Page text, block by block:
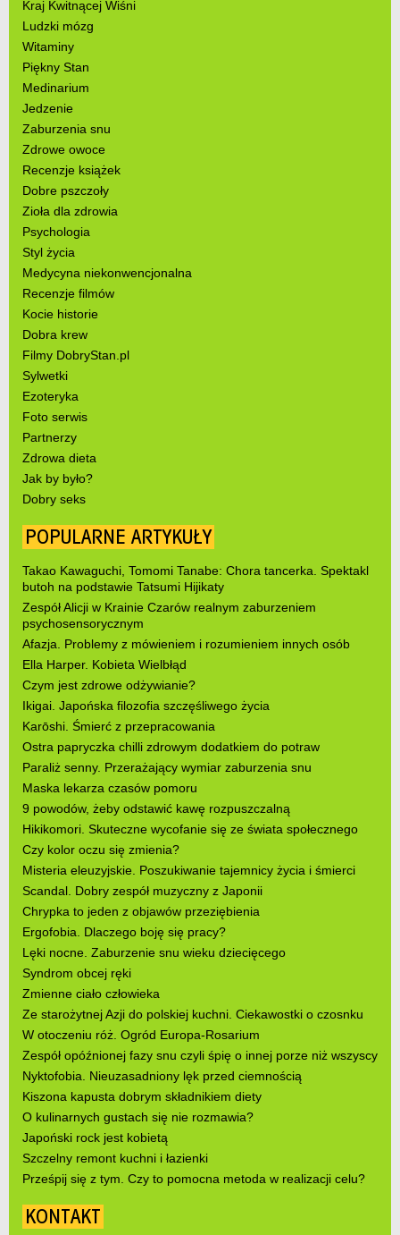
Kraj Kwitnącej Wiśni
Ludzki mózg
Witaminy
Piękny Stan
Medinarium
Jedzenie
Zaburzenia snu
Zdrowe owoce
Recenzje książek
Dobre pszczoły
Zioła dla zdrowia
Psychologia
Styl życia
Medycyna niekonwencjonalna
Recenzje filmów
Kocie historie
Dobra krew
Filmy DobryStan.pl
Sylwetki
Ezoteryka
Foto serwis
Partnerzy
Zdrowa dieta
Jak by było?
Dobry seks
POPULARNE ARTYKUŁY
Takao Kawaguchi, Tomomi Tanabe: Chora tancerka. Spektakl
butoh na podstawie Tatsumi Hijikaty
Zespół Alicji w Krainie Czarów realnym zaburzeniem
psychosensorycznym
Afazja. Problemy z mówieniem i rozumieniem innych osób
Ella Harper. Kobieta Wielbłąd
Czym jest zdrowe odżywianie?
Ikigai. Japońska filozofia szczęśliwego życia
Karōshi. Śmierć z przepracowania
Ostra papryczka chilli zdrowym dodatkiem do potraw
Paraliż senny. Przerażający wymiar zaburzenia snu
Maska lekarza czasów pomoru
9 powodów, żeby odstawić kawę rozpuszczalną
Hikikomori. Skuteczne wycofanie się ze świata społecznego
Czy kolor oczu się zmienia?
Misteria eleuzyjskie. Poszukiwanie tajemnicy życia i śmierci
Scandal. Dobry zespół muzyczny z Japonii
Chrypka to jeden z objawów przeziębienia
Ergofobia. Dlaczego boję się pracy?
Lęki nocne. Zaburzenie snu wieku dziecięcego
Syndrom obcej ręki
Zmienne ciało człowieka
Ze starożytnej Azji do polskiej kuchni. Ciekawostki o czosnku
W otoczeniu róż. Ogród Europa-Rosarium
Zespół opóźnionej fazy snu czyli śpię o innej porze niż wszyscy
Nyktofobia. Nieuzasadniony lęk przed ciemnością
Kiszona kapusta dobrym składnikiem diety
O kulinarnych gustach się nie rozmawia?
Japoński rock jest kobietą
Szczelny remont kuchni i łazienki
Prześpij się z tym. Czy to pomocna metoda w realizacji celu?
KONTAKT